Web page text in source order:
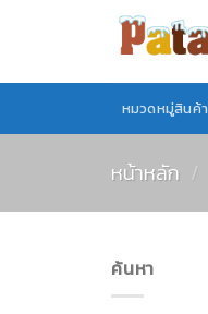
หมวดหมู่สินค้า
หน้าหลัก /
ค้นหา